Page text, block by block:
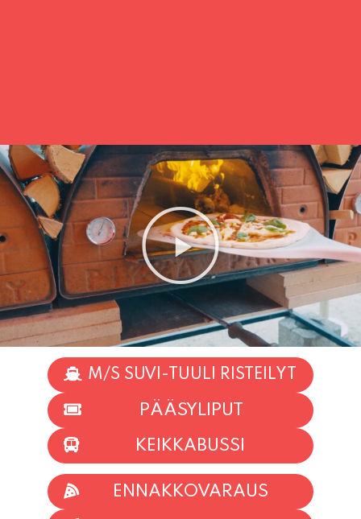
M/S SUVI-TUULI RISTEILYT
PÄÄSYLIPUT
KEIKKABUSSI
TAPAHTUMAT
INFO